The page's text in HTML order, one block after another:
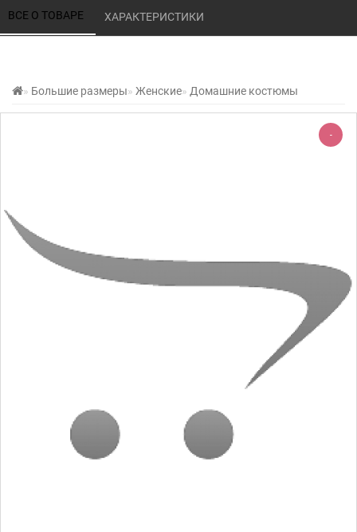
Большие размеры Женские Домашние костюмы
ВСЕ О ТОВАРЕ ХАРАКТЕРИСТИКИ
-